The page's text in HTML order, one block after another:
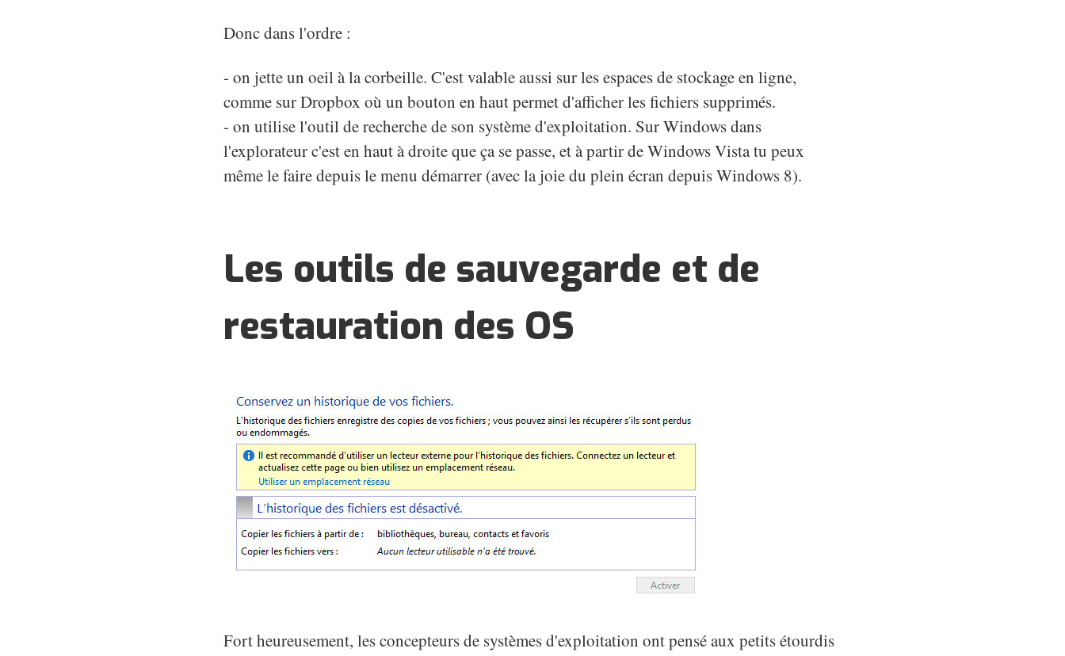
Donc dans l'ordre :
- on jette un oeil à la corbeille. C'est valable aussi sur les espaces de stockage en ligne,
comme sur Dropbox où un bouton en haut permet d'afficher les fichiers supprimés.
- on utilise l'outil de recherche de son système d'exploitation. Sur Windows dans
l'explorateur c'est en haut à droite que ça se passe, et à partir de Windows Vista tu peux
même le faire depuis le menu démarrer (avec la joie du plein écran depuis Windows 8).
Les outils de sauvegarde et de
restauration des OS
Fort heureusement, les concepteurs de systèmes d'exploitation ont pensé aux petits étourdis